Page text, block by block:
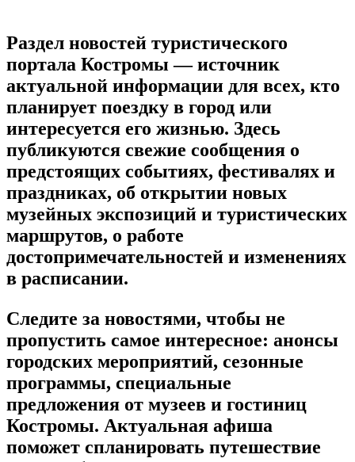
Раздел новостей туристического
портала Костромы — источник
актуальной информации для всех, кто
планирует поездку в город или
интересуется его жизнью. Здесь
публикуются свежие сообщения о
предстоящих событиях, фестивалях и
праздниках, об открытии новых
музейных экспозиций и туристических
маршрутов, о работе
достопримечательностей и изменениях
в расписании.
Следите за новостями, чтобы не
пропустить самое интересное: анонсы
городских мероприятий, сезонные
программы, специальные
предложения от музеев и гостиниц
Костромы. Актуальная афиша
поможет спланировать путешествие